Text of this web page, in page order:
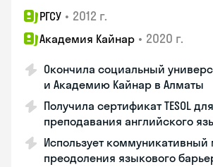
РГСУ • 2012 г.
Академия Кайнар • 2020 г.
Окончила социальный
и Академию Кайнар в Алматы
Получила сертификат TESOL для
преподавания английского
Использует коммуникативный
преодоления языкового